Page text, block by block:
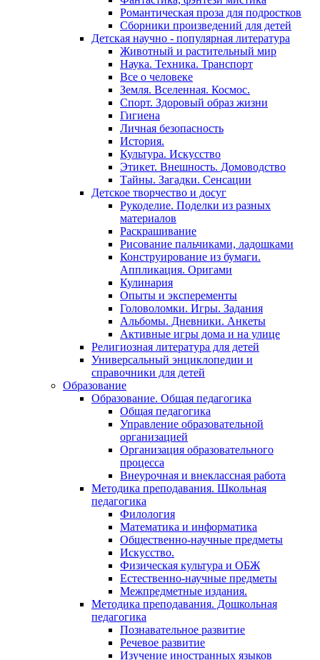
Романтическая проза для подростков
Сборники произведений для детей
Детская научно - популярная литература
Животный и растительный мир
Наука. Техника. Транспорт
Все о человеке
Земля. Вселенная. Космос.
Спорт. Здоровый образ жизни
Гигиена
Личная безопасность
История.
Культура. Искусство
Этикет. Внешность. Домоводство
Тайны. Загадки. Сенсации
Детское творчество и досуг
Рукоделие. Поделки из разных
материалов
Раскрашивание
Рисование пальчиками, ладошками
Конструирование из бумаги.
Аппликация. Оригами
Кулинария
Опыты и эксперементы
Головоломки. Игры. Задания
Альбомы. Дневники. Анкеты
Активные игры дома и на улице
Религиозная литература для детей
Универсальный энциклопедии и
справочники для детей
Образование
Образование. Общая педагогика
Общая педагогика
Управление образовательной
организацией
Организация образовательного
процесса
Внеурочная и внеклассная работа
Методика преподавания. Школьная
педагогика
Филология
Математика и информатика
Общественно-научные предметы
Искусство.
Физическая культура и ОБЖ
Естественно-научные предметы
Межпредметные издания.
Методика преподавания. Дошкольная
педагогика
Познавательное развитие
Речевое развитие
Изучение иностранных языков